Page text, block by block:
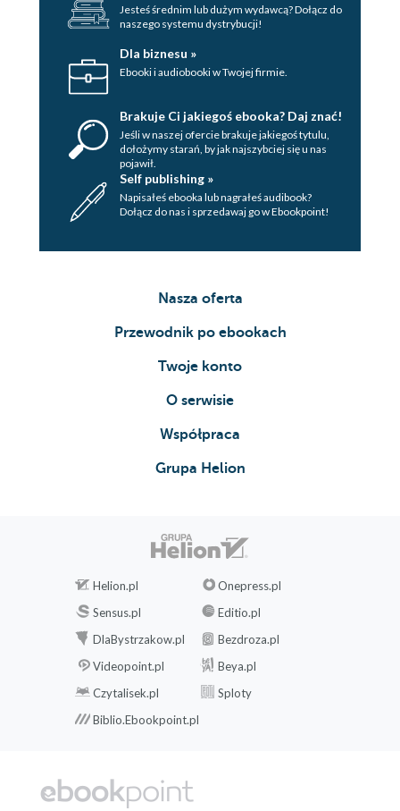
Jesteś średnim lub dużym wydawcą? Dołącz do
naszego systemu dystrybucji!
Dla biznesu »
Ebooki i audiobooki w Twojej firmie.
Brakuje Ci jakiegoś ebooka? Daj znać!
Jeśli w naszej ofercie brakuje jakiegoś tytulu,
dołożymy starań, by jak najszybciej się u nas
pojawił.
Self publishing »
Napisałeś ebooka lub nagrałeś audibook?
Dołącz do nas i sprzedawaj go w Ebookpoint!
Nasza oferta
Przewodnik po ebookach
Twoje konto
O serwisie
Współpraca
Grupa Helion
Helion.pl
Onepress.pl
Sensus.pl
Editio.pl
DlaBystrzakow.pl
Bezdroza.pl
Videopoint.pl
Beya.pl
Czytalisek.pl
Sploty
Biblio.Ebookpoint.pl